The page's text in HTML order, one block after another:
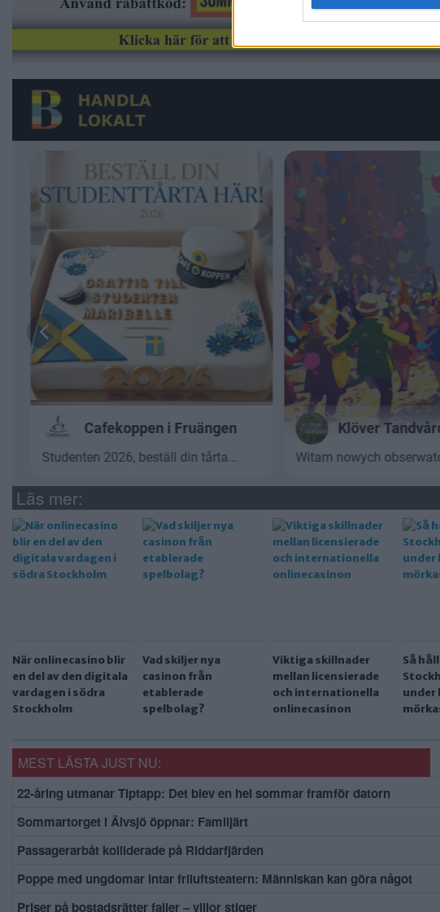
Läs mer:
När onlinecasino blir
en del av den digitala
vardagen i södra
Stockholm
Vad skiljer nya
casinon från
etablerade
spelbolag?
Viktiga skillnader
mellan licensierade
och internationella
onlinecasinon
Så
under
MEST LÄSTA JUST NU:
22-åring utmanar Tiptapp: Det blev en hel sommar framför datorn
Sommartorget i Älvsjö öppnar: Familjärt
Passagerarbåt kolliderade på Riddarfjärden
Poppe med ungdomar intar friluftsteatern: Människan kan göra något
Priser på bostadsrätter faller – villor stiger